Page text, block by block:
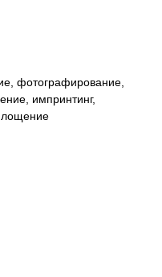
фотографирование,
импринтинг,